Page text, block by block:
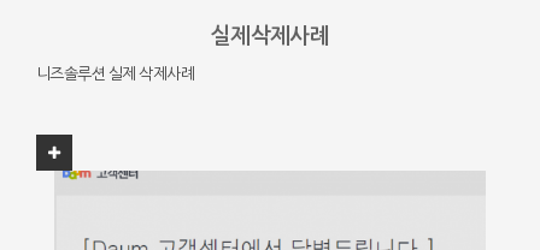
실제삭제사례
니즈솔루션 실제 삭제사례